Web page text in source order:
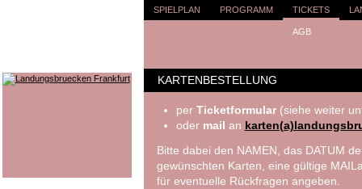
SPIELPLAN PROGRAMM TICKETS
AGB
KARTENBESTELLUNG
per Ticketformular(siehe weiter
oder mail an
Bitte dabei den NAMEN, das DATUM
gewünschten Karten, eine gültige
für eventuelle Rückfragen angeben.